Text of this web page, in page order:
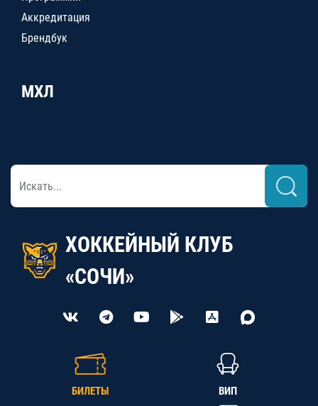
Аккредитация
Брендбук
МХЛ
ХОККЕЙНЫЙ КЛУБ
«СОЧИ»
БИЛЕТЫ ВИП